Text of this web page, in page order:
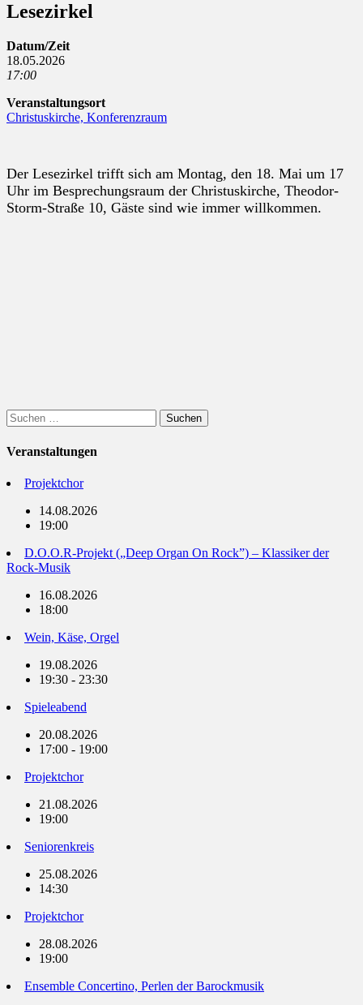
Lesezirkel
Datum/Zeit
18.05.2026
17:00
Veranstaltungsort
Christuskirche, Konferenzraum
Der Lesezirkel trifft sich am Montag, den 18. Mai um 17
Uhr im Besprechungsraum der Christuskirche, Theodor-
Storm-Straße 10, Gäste sind wie immer willkommen.
Suchen
nach:
Veranstaltungen
Projektchor
14.08.2026
19:00
D.O.O.R-Projekt („Deep Organ On Rock”) – Klassiker der
Rock-Musik
16.08.2026
18:00
Wein, Käse, Orgel
19.08.2026
19:30 - 23:30
Spieleabend
20.08.2026
17:00 - 19:00
Projektchor
21.08.2026
19:00
Seniorenkreis
25.08.2026
14:30
Projektchor
28.08.2026
19:00
Ensemble Concertino, Perlen der Barockmusik